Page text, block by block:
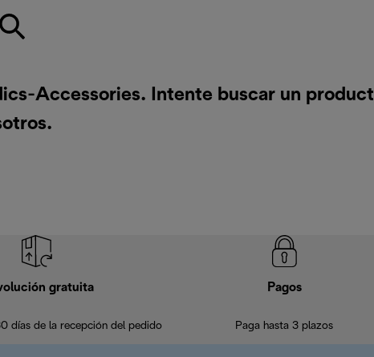
Accessories. Intente buscar un
.
gratuita
días de la recepción del pedido
Pagos
Paga hasta 3 plazos